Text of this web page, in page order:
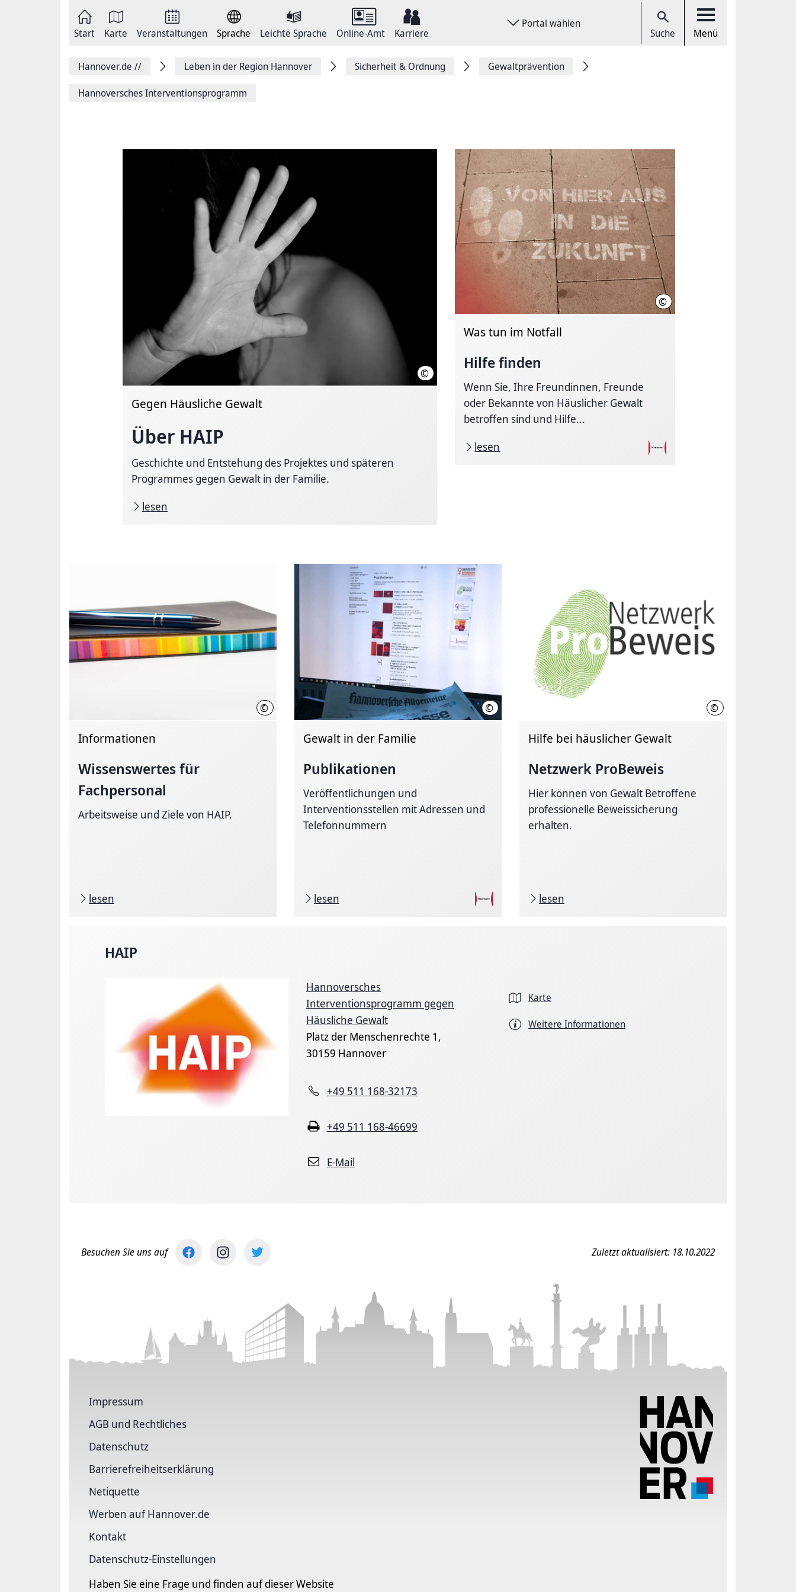
Start Karte Veranstaltungen Sprache Leichte Sprache Online-Amt Karriere
Portal wählen
Suche Menü
Hannover.de // Leben in der Region Hannover Sicherheit & Ordnung Gewaltprävention
Hannoversches Interventionsprogramm
© Pixabay
Gegen Häusliche Gewalt
Über HAIP
Geschichte und Entstehung des Projektes und späteren
Programmes gegen Gewalt in der Familie.
lesen
© pixabay.com (Foto: your-schantz.de)
Was tun im Notfall
Hilfe finden
Wenn Sie, Ihre Freundinnen, Freunde
oder Bekannte von Häuslicher Gewalt
betroffen sind und Hilfe...
lesen
© CCO (Quelle: Pexels/Pixabay.com)
Informationen
Wissenswertes für
Fachpersonal
Arbeitsweise und Ziele von HAIP.
lesen
© LHH
Gewalt in der Familie
Publikationen
Veröffentlichungen und
Interventionsstellen mit Adressen und
Telefonnummern
lesen
© ProBeweis
Hilfe bei häuslicher Gewalt
Netzwerk ProBeweis
Hier können von Gewalt Betroffene
professionelle Beweissicherung
erhalten.
lesen
HAIP
Hannoversches
Interventionsprogramm gegen
Häusliche Gewalt
Platz der Menschenrechte 1,
30159 Hannover
+49 511 168-32173
+49 511 168-46699
E-Mail
Karte
Weitere Informationen
Besuchen Sie uns auf Zuletzt aktualisiert: 18.10.2022
Impressum
AGB und Rechtliches
Datenschutz
Barriere­freiheits­erklärung
Netiquette
Werben auf Hannover.de
Kontakt
Datenschutz-Einstellungen
Haben Sie eine Frage und finden auf dieser Website